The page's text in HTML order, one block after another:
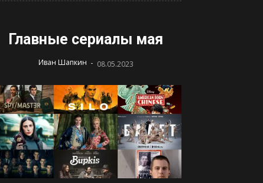
Главные сериалы мая
Иван Шапкин - 08.05.2023